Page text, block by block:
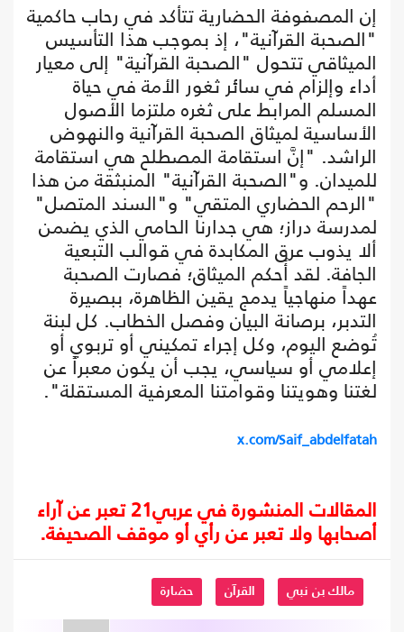
إن المصفوفة الحضارية تتأكد في رحاب حاكمية
"الصحبة القرآنية"، إذ بموجب هذا التأسيس
الميثاقي تتحول "الصحبة القرآنية" إلى معيار
أداء وإلزام في سائر ثغور الأمة في حياة
المسلم المرابط على ثغره ملتزما الأصول
الأساسية لميثاق الصحبة القرآنية والنهوض
الراشد. "إنَّ استقامة المصطلح هي استقامة
للميدان. و"الصحبة القرآنية" المنبثقة من هذا
"الرحم الحضاري المتقي" و"السند المتصل"
لمدرسة دراز؛ هي جدارنا الحامي الذي يضمن
ألا يذوب عرق المكابدة في قوالب التبعية
الجافة. لقد أُحكم الميثاق؛ فصارت الصحبة
عهداً منهاجياً يدمج يقين الظاهرة، ببصيرة
التدبر، برصانة البيان وفصل الخطاب. كل لبنة
تُوضع اليوم، وكل إجراء تمكيني أو تربوي أو
إعلامي أو سياسي، يجب أن يكون معبراً عن
لغتنا وهويتنا وقوامتنا المعرفية المستقلة".
x.com/Saif_abdelfatah
المقالات المنشورة في عربي21 تعبر عن آراء
أصحابها ولا تعبر عن رأي أو موقف الصحيفة.
مالك بن نبي القرآن حضارة